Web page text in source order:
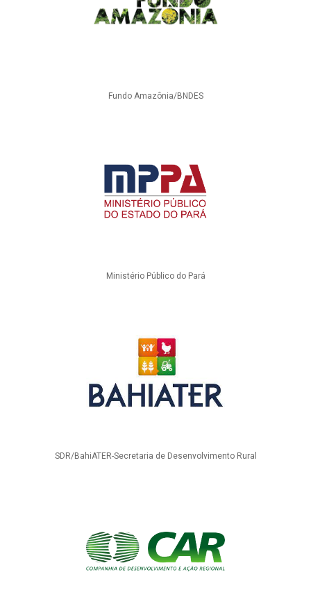
Fundo Amazônia/BNDES
Ministério Público do Pará
SDR/BahiATER-Secretaria de Desenvolvimento Rural